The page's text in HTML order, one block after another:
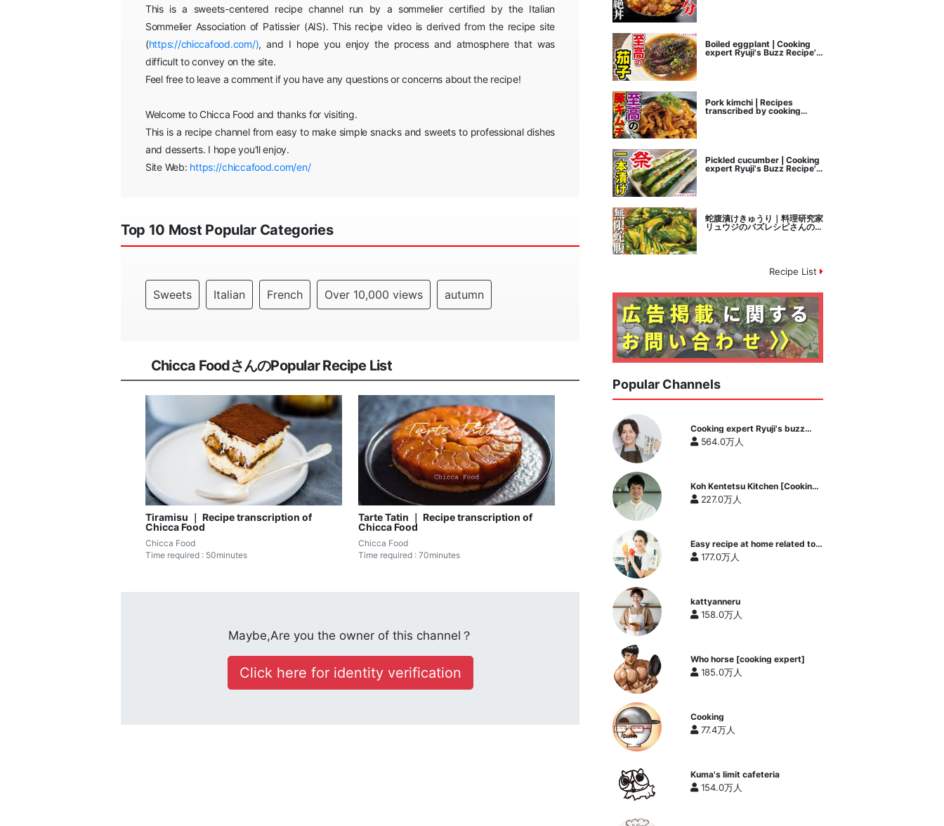
This is a sweets-centered recipe channel run by a sommelier certified by the Italian
Sommelier Association of Patissier (AIS). This recipe video is derived from the recipe site
(https://chiccafood.com/), and I hope you enjoy the process and atmosphere that was
difficult to convey on the site.
Feel free to leave a comment if you have any questions or concerns about the recipe!
Welcome to Chicca Food and thanks for visiting.
This is a recipe channel from easy to make simple snacks and sweets to professional dishes
and desserts. I hope you'll enjoy.
Site Web: https://chiccafood.com/en/
Top 10 Most Popular Categories
Sweets Italian French Over 10,000 views autumn
Chicca FoodさんのPopular Recipe List
Tiramisu ｜ Recipe transcription of
Chicca Food
Chicca Food
Time required : 50minutes
Tarte Tatin ｜ Recipe transcription of
Chicca Food
Chicca Food
Time required : 70minutes
Maybe,Are you the owner of this channel？
Click here for identity verification
さんのレシピ書き起こし
Boiled eggplant | Cooking
expert Ryuji's Buzz Recipe's
Pork kimchi | Recipes
transcribed by cooking
researcher Ryuji's Buzz
Pickled cucumber | Cooking
expert Ryuji's Buzz Recipe's
蛇腹漬けきゅうり｜料理研究家
リュウジのバズレシピさんのレ
シピ書き起こし
Recipe List
Popular Channels
Cooking expert Ryuji's buzz
recipe
564.0万人
Koh Kentetsu Kitchen [Cooking
expert Koh Kentetsu official
channel]
227.0万人
Easy recipe at home related to
cooking researcher / Yukari's
Kitchen
177.0万人
kattyanneru
158.0万人
Who horse [cooking expert]
185.0万人
Cooking
77.4万人
Kuma's limit cafeteria
154.0万人